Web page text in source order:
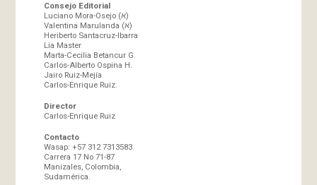
Consejo Editorial
Luciano Mora-Osejo (א)
Valentina Marulanda (א)
Heriberto Santacruz-Ibarra
Lia Master
Marta-Cecilia Betancur G.
Carlos-Alberto Ospina H.
Jairo Ruiz-Mejía
Carlos-Enrique Ruiz.
Director
Carlos-Enrique Ruiz
Contacto
Wasap: +57 312 7313583
Carrera 17 No 71-87
Manizales, Colombia,
Sudamérica.